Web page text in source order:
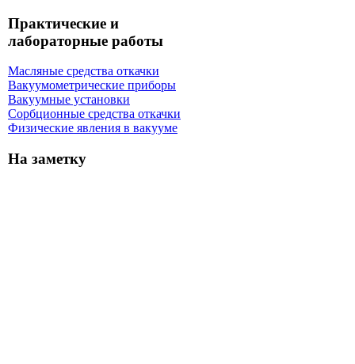
Практические и
лабораторные работы
Масляные средства откачки
Вакуумометрические приборы
Вакуумные установки
Сорбционные средства откачки
Физические явления в вакууме
На заметку